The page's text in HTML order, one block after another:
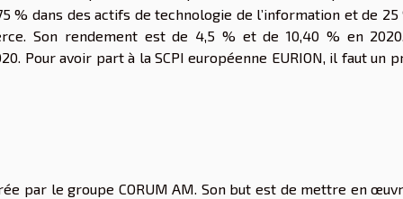
% dans des actifs de technologie de l’information et de 25
Son rendement est de 4,5 % et de 10,40 % en
Pour avoir part à la SCPI européenne EURION, il faut un
par le groupe CORUM AM. Son but est de mettre en